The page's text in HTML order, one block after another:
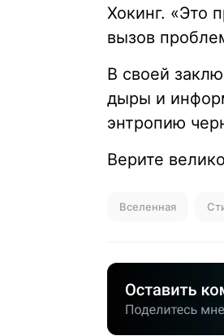
Хокинг. «Это
вызов
В своей
дыры и
энтропию
Верите
Вселенная